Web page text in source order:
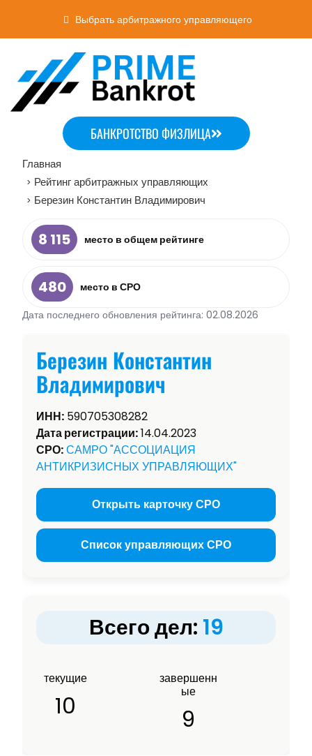
Выбрать арбитражного управляющего
БАНКРОТСТВО ФИЗЛИЦА
Главная
> Рейтинг арбитражных управляющих
> Березин Константин Владимирович
8 115 место в общем рейтинге
480
место в СРО
Дата последнего обновления рейтинга: 02.08.2026
Березин Константин
Владимирович
ИНН: 590705308282
Дата регистрации:14.04.2023
СРО:САМРО "АССОЦИАЦИЯ
АНТИКРИЗИСНЫХ УПРАВЛЯЮЩИХ"
Открыть карточку СРО
Список управляющих СРО
Всего дел: 19
текущие
10
завершенн
ые
9